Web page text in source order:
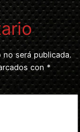
será publicada.
con*